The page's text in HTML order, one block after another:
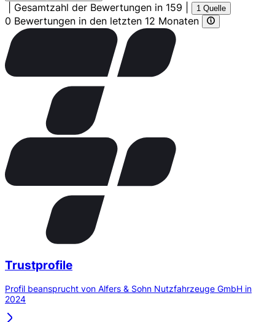
Gesamtzahl der Bewertungen in 159 1 Quelle
0 Bewertungen in den letzten 12 Monaten
Trustprofile
Profil beansprucht von Alfers & Sohn Nutzfahrzeuge GmbH in
2024